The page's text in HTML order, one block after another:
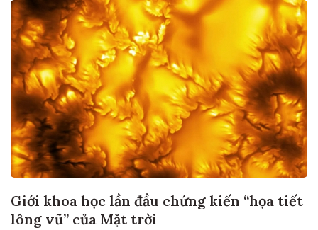
Giới khoa học lần đầu chứng kiến “họa tiết
lông vũ” của Mặt trời